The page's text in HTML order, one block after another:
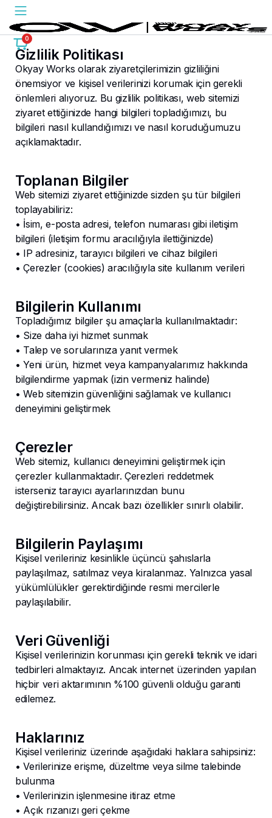
0
Gizlilik Politikası
Okyay Works olarak ziyaretçilerimizin gizliliğini
önemsiyor ve kişisel verilerinizi korumak için gerekli
önlemleri alıyoruz. Bu gizlilik politikası, web sitemizi
ziyaret ettiğinizde hangi bilgileri topladığımızı, bu
bilgileri nasıl kullandığımızı ve nasıl koruduğumuzu
açıklamaktadır.
Toplanan Bilgiler
Web sitemizi ziyaret ettiğinizde sizden şu tür bilgileri
toplayabiliriz:
• İsim, e-posta adresi, telefon numarası gibi iletişim
bilgileri (iletişim formu aracılığıyla ilettiğinizde)
• IP adresiniz, tarayıcı bilgileri ve cihaz bilgileri
• Çerezler (cookies) aracılığıyla site kullanım verileri
Bilgilerin Kullanımı
Topladığımız bilgiler şu amaçlarla kullanılmaktadır:
• Size daha iyi hizmet sunmak
• Talep ve sorularınıza yanıt vermek
• Yeni ürün, hizmet veya kampanyalarımız hakkında
bilgilendirme yapmak (izin vermeniz halinde)
• Web sitemizin güvenliğini sağlamak ve kullanıcı
deneyimini geliştirmek
Çerezler
Web sitemiz, kullanıcı deneyimini geliştirmek için
çerezler kullanmaktadır. Çerezleri reddetmek
isterseniz tarayıcı ayarlarınızdan bunu
değiştirebilirsiniz. Ancak bazı özellikler sınırlı olabilir.
Bilgilerin Paylaşımı
Kişisel verileriniz kesinlikle üçüncü şahıslarla
paylaşılmaz, satılmaz veya kiralanmaz. Yalnızca yasal
yükümlülükler gerektirdiğinde resmi mercilerle
paylaşılabilir.
Veri Güvenliği
Kişisel verilerinizin korunması için gerekli teknik ve idari
tedbirleri almaktayız. Ancak internet üzerinden yapılan
hiçbir veri aktarımının %100 güvenli olduğu garanti
edilemez.
Haklarınız
Kişisel verileriniz üzerinde aşağıdaki haklara sahipsiniz:
• Verilerinize erişme, düzeltme veya silme talebinde
bulunma
• Verilerinizin işlenmesine itiraz etme
• Açık rızanızı geri çekme